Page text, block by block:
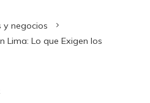
y negocios
Lima: Lo que Exigen los